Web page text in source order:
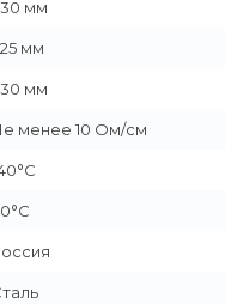
мм
мм
мм
менее 10 Ом/см